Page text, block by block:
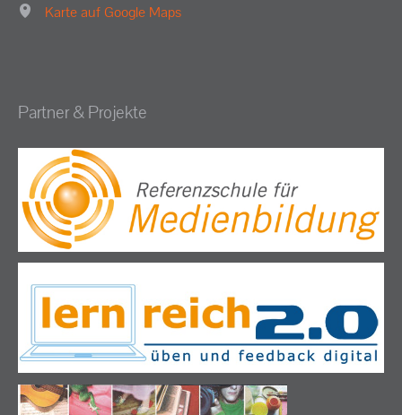
Karte auf Google Maps
Partner & Projekte